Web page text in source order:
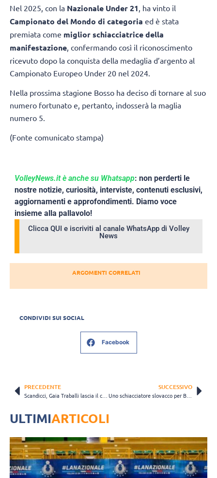
Nel 2025, con la Nazionale Under 21 , ha vinto il
Campionato del Mondo di categoria ed è stata
premiata come miglior schiacciatrice della
manifestazione , confermando così il riconoscimento
ricevuto dopo la conquista della medaglia d’argento al
Campionato Europeo Under 20 nel 2024.
Nella prossima stagione Bosso ha deciso di tornare al suo
numero fortunato e, pertanto, indosserà la maglia
numero 5.
(Fonte comunicato stampa)
VolleyNews.it è anche su Whatsapp: non perderti le
nostre notizie, curiosità, interviste, contenuti esclusivi,
aggiornamenti e approfondimenti. Diamo voce
insieme alla pallavolo!
Clicca QUI e iscriviti al canale WhatsApp di Volley
News
ARGOMENTI CORRELATI
CONDIVIDI SUI SOCIAL
Facebook
PRECEDENTE SUCCESSIVO
Uno schiacciatore slovacco per Brescia: Julius Firkal è l’ultimo colpo internazionale dell’Atlantide
ULTIMIARTICOLI